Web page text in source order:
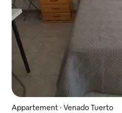
Appartement ⋅ Venado Tuerto